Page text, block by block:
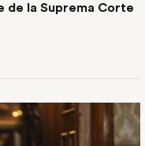
de la Suprema Corte